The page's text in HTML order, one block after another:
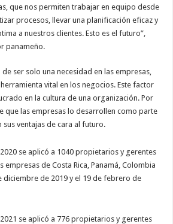
que nos permiten trabajar en equipo desde
procesos, llevar una planificación eficaz y
a nuestros clientes. Esto es el futuro”,
panameño.
ser solo una necesidad en las empresas,
vital en los negocios. Este factor
en la cultura de una organización. Por
que las empresas lo desarrollen como parte
sus ventajas de cara al futuro.
se aplicó a 1040 propietarios y gerentes
empresas de Costa Rica, Panamá, Colombia
diciembre de 2019 y el 19 de febrero de
se aplicó a 776 propietarios y gerentes